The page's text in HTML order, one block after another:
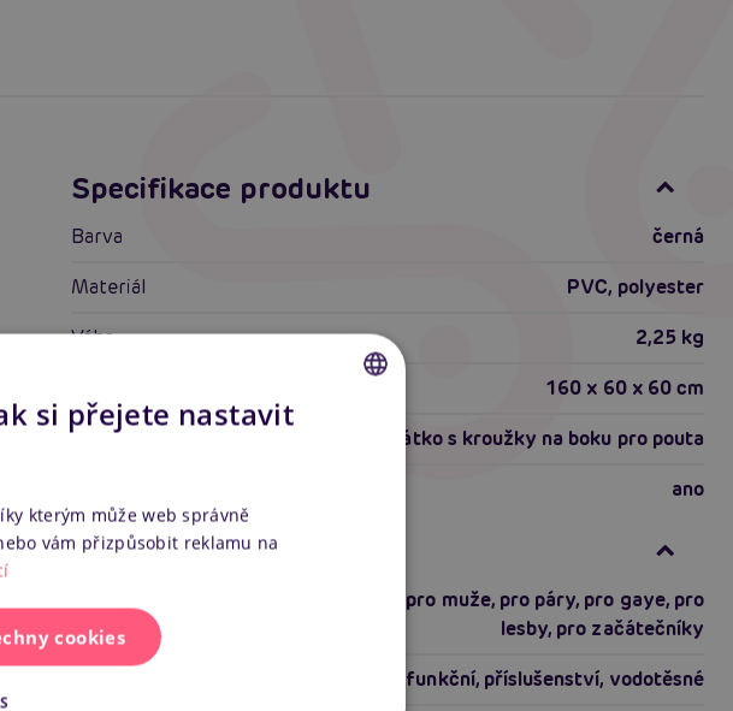
Specifikace produktu
Barva
černá
Materiál
PVC, polyester
Váha
2,25 kg
160 x 60 x 60 cm
lehátko s kroužky na boku pro pouta
ano
Vlastnosti produktu
pro muže, pro páry, pro gaye, pro
lesby, pro začátečníky
multifunkční, příslušenství, vodotěsné
si přejete nastavit
kterým může web správně
vám přizpůsobit reklamu na
cookies